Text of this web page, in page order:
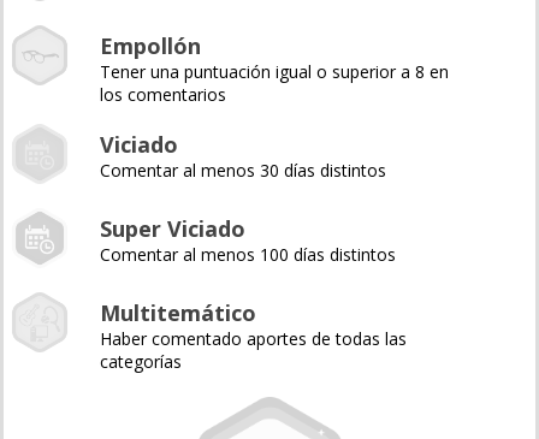
Empollón
Tener una puntuación igual o superior a 8 en
los comentarios
Viciado
Comentar al menos 30 días distintos
Super Viciado
Comentar al menos 100 días distintos
Multitemático
Haber comentado aportes de todas las
categorías